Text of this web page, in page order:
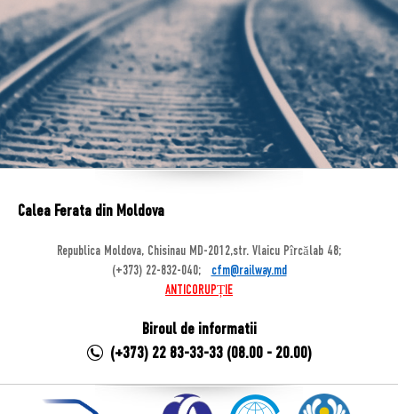
Calea Ferata din Moldova
Republica Moldova, Chisinau MD-2012,str. Vlaicu Pîrcălab 48;
(+373) 22-832-040;
cfm@railway.md
ANTICORUPȚIE
Biroul de informatii
(+373) 22 83-33-33 (08.00 - 20.00)